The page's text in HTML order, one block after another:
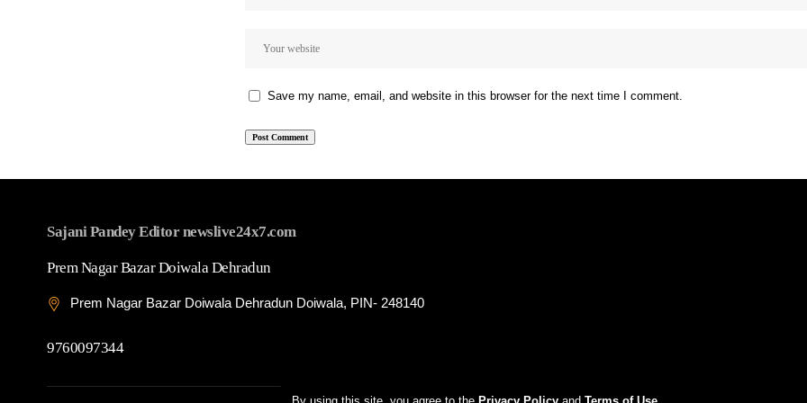
Save my name, email, and website in this browser for the next time I comment.
Sajani Pandey Editor newslive24x7.com
Prem Nagar Bazar Doiwala Dehradun
Prem Nagar Bazar Doiwala Dehradun Doiwala, PIN- 248140
9760097344